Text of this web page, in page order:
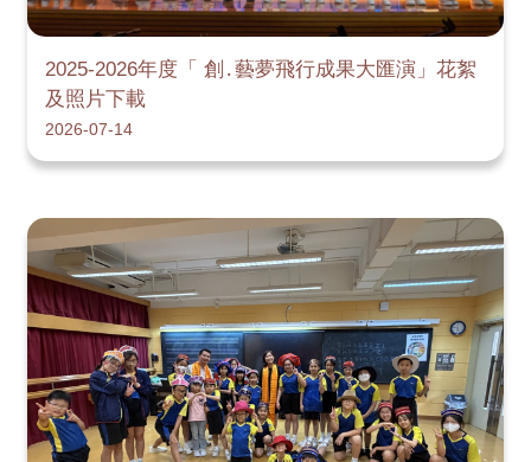
2025-2026年度「 創․藝夢飛行成果大匯演」花絮
及照片下載
2026-07-14